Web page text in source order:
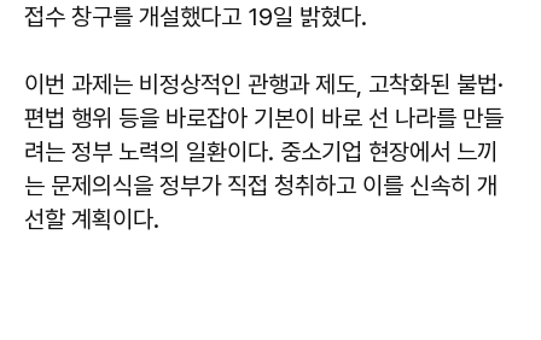
접수 창구를 개설했다고 19일 밝혔다.
이번 과제는 비정상적인 관행과 제도, 고착화된 불법·
편법 행위 등을 바로잡아 기본이 바로 선 나라를 만들
려는 정부 노력의 일환이다. 중소기업 현장에서 느끼
는 문제의식을 정부가 직접 청취하고 이를 신속히 개
선할 계획이다.